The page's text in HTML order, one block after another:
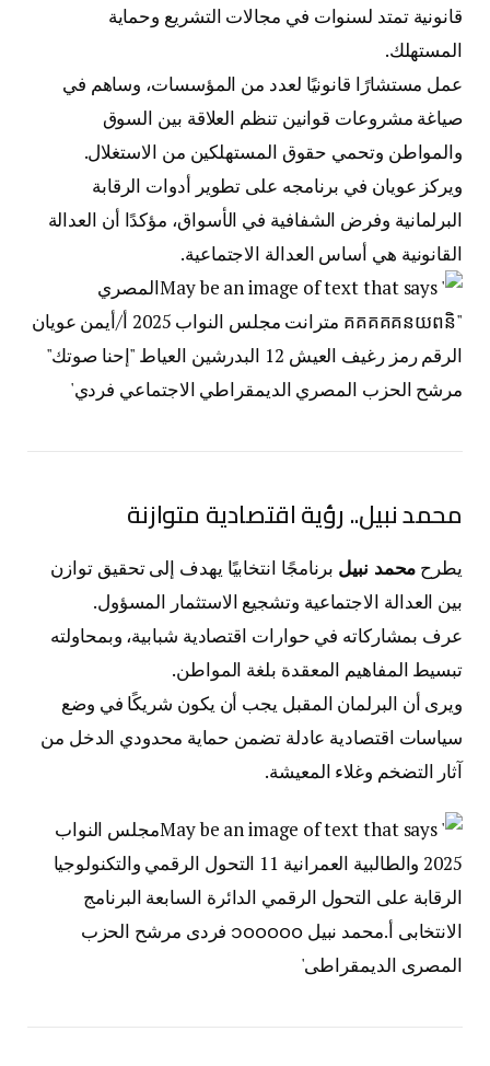
قانونية تمتد لسنوات في مجالات التشريع وحماية
المستهلك.
عمل مستشارًا قانونيًا لعدد من المؤسسات، وساهم في
صياغة مشروعات قوانين تنظم العلاقة بين السوق
والمواطن وتحمي حقوق المستهلكين من الاستغلال.
ويركز عويان في برنامجه على تطوير أدوات الرقابة
البرلمانية وفرض الشفافية في الأسواق، مؤكدًا أن العدالة
القانونية هي أساس العدالة الاجتماعية.
محمد نبيل.. رؤية اقتصادية متوازنة
يطرح محمد نبيل برنامجًا انتخابيًا يهدف إلى تحقيق توازن
بين العدالة الاجتماعية وتشجيع الاستثمار المسؤول.
عرف بمشاركاته في حوارات اقتصادية شبابية، وبمحاولته
تبسيط المفاهيم المعقدة بلغة المواطن.
ويرى أن البرلمان المقبل يجب أن يكون شريكًا في وضع
سياسات اقتصادية عادلة تضمن حماية محدودي الدخل من
آثار التضخم وغلاء المعيشة.